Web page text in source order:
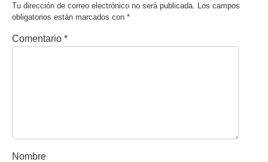
Tu dirección de correo electrónico no será publicada. Los campos
obligatorios están marcados con *
Comentario *
Nombre